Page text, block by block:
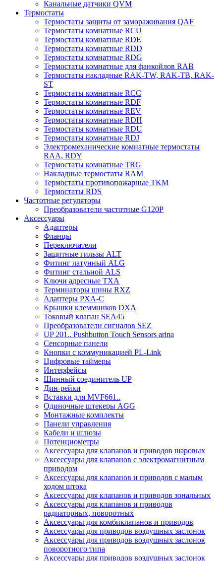
Канальные датчики QVM
Термостаты
Термостаты защиты от замораживания QAF
Термостаты комнатные RCU
Термостаты комнатные RDE
Термостаты комнатные RDD
Термостаты комнатные RDG
Термостаты комнатные для фанкойлов RAB
Термостаты накладные RAK-TW, RAK-TB, RAK-
ST
Термостаты комнатные RCC
Термостаты комнатные RDF
Термостаты комнатные REV
Термостаты комнатные RDH
Термостаты комнатные RDU
Термостаты комнатные RDJ
Электромеханические комнатные термостаты
RAA, RDY
Термостаты комнатные TRG
Накладные термостаты RAM
Термостаты противопожарные TKM
Термостаты RDS
Частотные регуляторы
Преобразователи частотные G120P
Аксессуары
Адаптеры
Фланцы
Переключатели
Защитные гильзы ALT
Фитинг латунный ALG
Фитинг стальной ALS
Ключи адресные TXA
Терминаторы шины RXZ
Адаптеры PXA-C
Крышки клеммников DXA
Токовый клапан SEA45
Преобразователи сигналов SEZ
UP 201.. Pushbutton Touch Sensors arina
Сенсорные панели
Кнопки с коммуникацией PL-Link
Цифровые таймеры
Интерфейсы
Шинный соединитель UP
Дин-рейки
Вставки для MVF661..
Одиночные штекеры AGG
Монтажные комплекты
Панели управления
Кабели и шлюзы
Потенциометры
Аксессуары для клапанов и приводов шаровых
Аксессуары для клапанов с электромагнитным
приводом
Аксессуары для клапанов и приводов с малым
ходом штока
Аксессуары для клапанов и приводов зональных
Аксессуары для клапанов и приводов
радиаторных, поворотных
Аксессуары для комбиклапанов и приводов
Аксессуары для приводов воздушных заслонок
Аксессуары для приводов воздушных заслонок
поворотного типа
Аксессуары для приводов воздушных заслонок